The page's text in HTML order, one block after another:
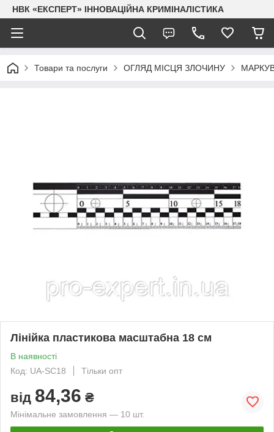
НВК «ЕКСПЕРТ» ІННОВАЦІЙНА КРИМІНАЛІСТИКА
Товари та послуги ОГЛЯД МІСЦЯ ЗЛОЧИНУ
Лінійка пластикова масштабна 18 см
В наявності
Код: UA-SC18
Тільки опт
від 84,36 ₴
Мінімальне замовлення — 10 шт.